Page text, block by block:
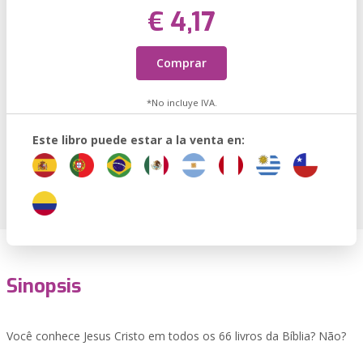
€ 4,17
Comprar
*No incluye IVA.
Este libro puede estar a la venta en:
Sinopsis
Você conhece Jesus Cristo em todos os 66 livros da Bíblia? Não?